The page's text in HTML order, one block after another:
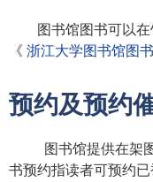
图书馆图书可以
《 浙江大学图书馆图
预约及预约
图书馆提供在架
书预约指读者可预约